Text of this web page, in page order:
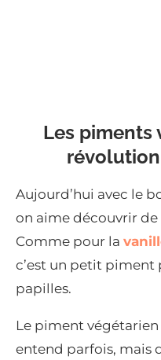
Les piments
Aujourd’hui avec le
on aime découvrir de
Comme pour la
c’est un petit piment
papilles.
Le piment végétarien
entend parfois, mais